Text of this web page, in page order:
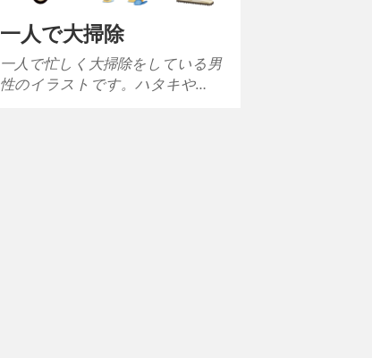
一人で大掃除
一人で忙しく大掃除をしている男
性のイラストです。ハタキや…